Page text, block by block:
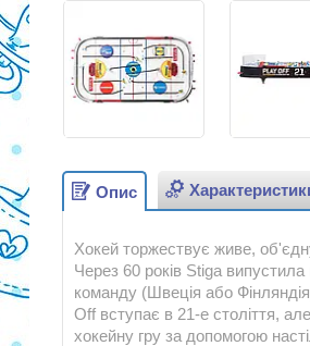
Опис
Хокей торжествує живе,
Через 60 років Stiga
команду (Швеція або
Off вступає в 21-е століття,
хокейну гру за допомогою